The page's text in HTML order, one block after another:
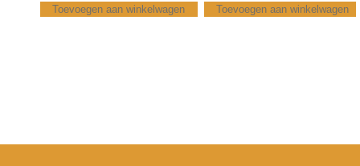
Toevoegen aan winkelwagen
Toevoegen aan winkelwagen